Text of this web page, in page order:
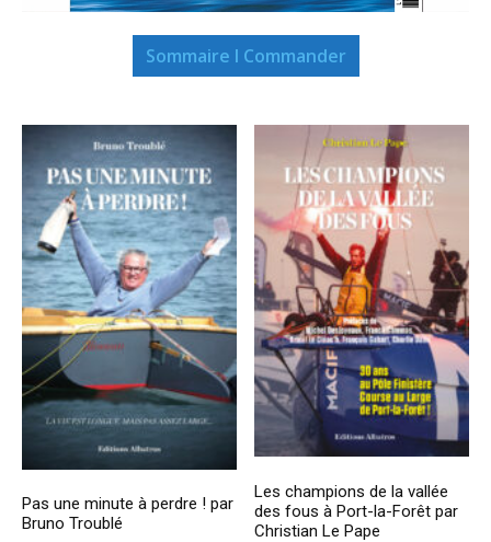
Sommaire I Commander
Pas une minute à perdre ! par
Bruno Troublé
Les champions de la vallée
des fous à Port-la-Forêt par
Christian Le Pape